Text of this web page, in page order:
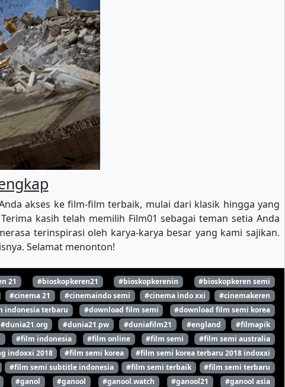
akses ke film-film terbaik, mulai dari klasik hingga yang
kasih telah memilih Film01 sebagai teman setia Anda
terinspirasi oleh karya-karya besar yang kami sajikan.
Selamat menonton!
21 #bioskopkeren21 #bioskopkerenin
#bioskopkeren semi
#cinema 21 #cinemaindo semi #cinema indo xxi
#cinemakeren
indonesia terbaru #download film semi
#download film semi korea
#dunia21.org #dunia21.pw #duniafilm21 #england
#filmapik
#film indonesia #film online #film semi
#film semi australia
indoxxi 2018 #film semi korea
#film semi korea terbaru 2018 indoxxi
#film semi subtitle indonesia #film semi terbaik
#film semi terbaru
#ganol #ganool #ganool.watch #ganool21 #ganool asia